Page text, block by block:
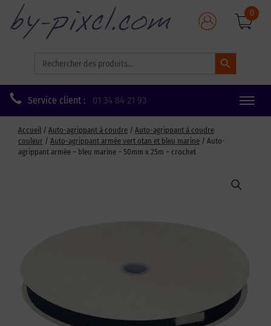
for:
Search Button
0
Service client : 01 34 84 21 93
Toggle
Accueil / Auto-agrippant à coudre / Auto-agrippant à coudre
couleur / Auto-agrippant armée vert otan et bleu marine / Auto-
agrippant armée – bleu marine – 50mm x 25m – crochet